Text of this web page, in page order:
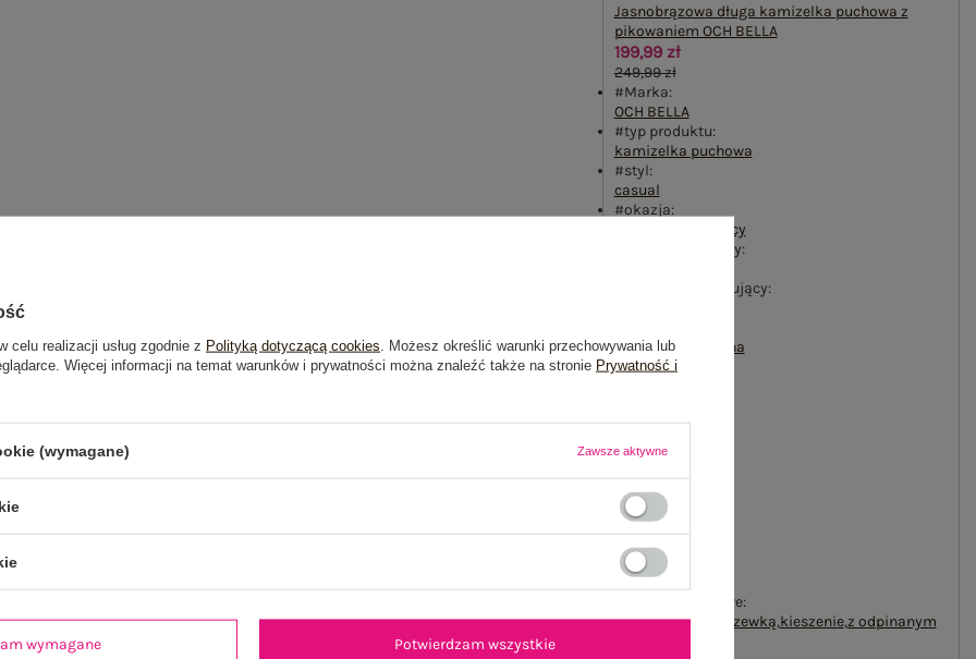
Jasnobrązowa długa kamizelka puchowa z
pikowaniem OCH BELLA
199,99 zł
249,99 zł
#Marka:
OCH BELLA
#typ produktu:
kamizelka puchowa
#styl:
casual
#okazja:
do pracy
#wzór dominujący:
#materiał dominujący:
jesień,zima
wiosna
#wypełnienie:
z ociepleniem
#długość:
z kapturem
#rękaw:
#zapięcie:
suwak
#cechy dodatkowe:
pikowanie,z podszewką,kieszenie,z odpinanym
celu realizacji usług zgodnie z Polityką dotyczącą cookies . Możesz określić warunki przechowywania lub
Więcej informacji na temat warunków i prywatności można znaleźć także na stronie Prywatność i
(wymagane) Zawsze aktywne
wymagane Potwierdzam wszystkie